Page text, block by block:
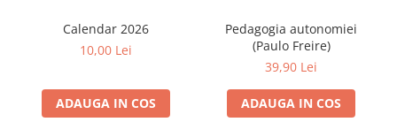
Calendar 2026
10,00 Lei
ADAUGA IN COS
Pedagogia autonomiei
(Paulo Freire)
39,90 Lei
ADAUGA IN COS